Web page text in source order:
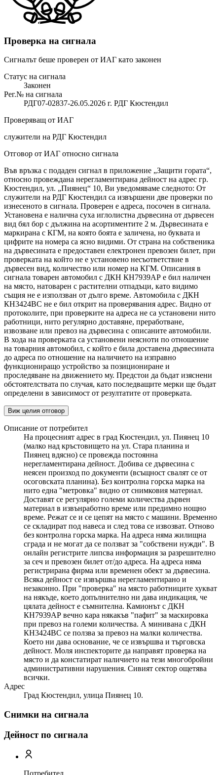
Проверка на сигнала
Сигналът беше проверен от ИАГ като законен
Статус на сигнала
Законен
Рег.№ на сигнала
РДГ07-02837-26.05.2026 г. РДГ Кюстендил
Проверяващ от ИАГ
служители на РДГ Кюстендил
Отговор от ИАГ относно сигнала
Във връзка с подаден сигнал в приложение „Защити гората“,
относно провеждана нерегламентирана дейност на адрес гр.
Кюстендил, ул. „Пиянец“ 10, Ви уведомяваме следното: От
служители на РДГ Кюстендил са извършени две проверки по
изнесеното в сигнала. Проверен е адреса, посочен в сигнала.
Установена е налична суха иглолистна дървесина от дървесен
вид бял бор с дължина на асортиментите 2 м. Дървесината е
маркирана с КГМ, на която боята е заличена, но буквата и
цифрите на номера са ясно видими. От страна на собственика
на дървесината е предоставен електронен превозен билет, при
проверката на който не е установено несъответствие в
дървесен вид, количество или номер на КГМ. Описания в
сигнала товарен автомобил с ДКН КН7939АР е бил наличен
на място, натоварен с растителни отпадъци, като видимо
същия не е използван от дълго време. Автомобила с ДКН
КН3424ВС не е бил открит на проверявания адрес. Видно от
протоколите, при проверките на адреса не са установени нито
работници, нито регулярно доставяне, преработване,
извозване или превоз на дървесина с описаните автомобили.
В хода на проверката са установени неясноти по отношение
на товарния автомобил, с който е била доставена дървесината
до адреса по отношение на наличието на изправно
функциониращо устройство за позициониране и
проследяване на движението му. Предстои да бъдат изяснени
обстоятелствата по случая, като последващите мерки ще бъдат
определени в зависимост от резултатите от проверката.
Виж целия отговор
Описание от потребител
На процесният адрес в град Кюстендил, ул. Пиянец 10
(малко над кръстовището на ул. Стара планина и
Пиянец вдясно) се провежда постоянна
нерегламентирана дейност. Добива се дървесина с
неясен произход по документи (всъщност свалят се от
осоговската планина). Без контролна горска марка на
нито една "метровка" видно от снимковия материал.
Доставят се регулярно големи количества дървен
материал в извънработно време или предимно нощно
време. Режат се и се цепят на място с машини. Временно
се складират под навеса и след това се извозват. Отново
без контролна горска марка. На адреса няма жилищна
сграда и не могат да се ползват за "собствени нужди". В
онлайн регистрите липсва информация за разрешително
за сеч и превозен билет от/до адреса. На адреса няма
регистрирана фирма или временен обект за дървесина.
Всяка дейност се извършва нерегламентирано и
незаконно. При "проверка" на място работниците хукват
на някъде, което допълнително ни дава индикация, че
цялата дейност е съмнителна. Камионът с ДКН
КН7939АР вечно кара някакъв "пафит" за маскировка
при превоз на големи количества. А минивана с ДКН
КН3424ВС се ползва за превоз на малки количества.
Което ни дава основание, че се извършва и търговска
дейност. Моля инспекторите да направят проверка на
място и да констатират наличието на тези многобройни
административни нарушения. Сивият сектор ощетява
всички.
Адрес
Град Кюстендил, улица Пиянец 10.
Снимки на сигнала
Дейност по сигнала